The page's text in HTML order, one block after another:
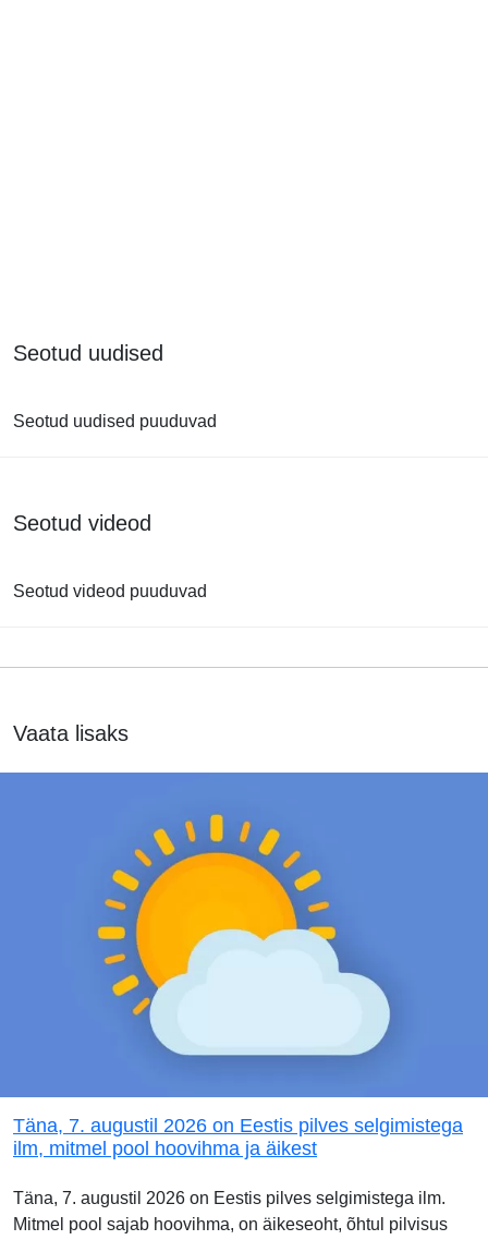
Seotud uudised
Seotud uudised puuduvad
Seotud videod
Seotud videod puuduvad
Vaata lisaks
Täna, 7. augustil 2026 on Eestis pilves selgimistega
ilm, mitmel pool hoovihma ja äikest
Täna, 7. augustil 2026 on Eestis pilves selgimistega ilm.
Mitmel pool sajab hoovihma, on äikeseoht, õhtul pilvisus